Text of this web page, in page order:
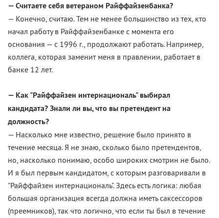
— Считаете себя ветераном Райффайзенбанка?
— Конечно, считаю. Тем не менее большинство из тех, кто
начал работу в Райффайзенбанке с момента его
основания — с 1996 г., продолжают работать. Например,
коллега, которая заменит меня в правлении, работает в
банке 12 лет.
— Как "Райффайзен интернациональ" выбирал
кандидата? Знали ли вы, что вы претендент на
должность?
— Насколько мне известно, решение было принято в
течение месяца. Я не знаю, сколько было претендентов,
но, насколько понимаю, особо широких смотрин не было.
И я был первым кандидатом, с которым разговаривали в
"Райффайзен интернациональ". Здесь есть логика: любая
большая организация всегда должна иметь саксессоров
(преемников), так что логично, что если ты был в течение